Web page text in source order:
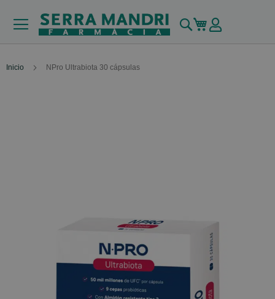
Buscar
Mi carrito
Inicio NPro Ultrabiota 30 cápsulas